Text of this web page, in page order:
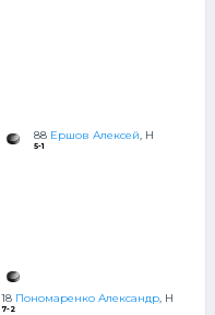
88 Ершов Алексей, Н
5-1
18 Пономаренко Александр, Н
7-2